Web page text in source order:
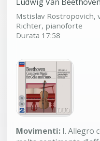
Mstislav Rostropovich,
Richter, pianoforte
Durata 17:58
Movimenti: I. Allegro